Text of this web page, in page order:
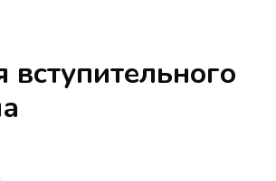
вступительного